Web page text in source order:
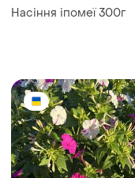
Насіння іпомеї 300г